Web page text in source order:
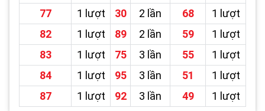
77
1 lượt 30 2 lần 68
1 lượt
82
1 lượt 89 2 lần 59
1 lượt
83
1 lượt 75 3 lần 55
1 lượt
84
1 lượt 95 3 lần 51
1 lượt
87
1 lượt 92 3 lần 49 1 lượt